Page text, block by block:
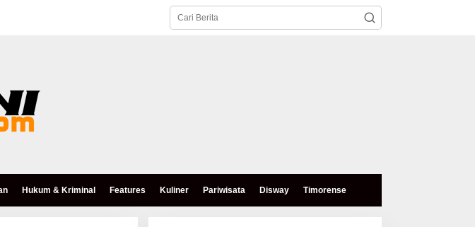
Hukum & Kriminal Features Kuliner Pariwisata Disway Timorense